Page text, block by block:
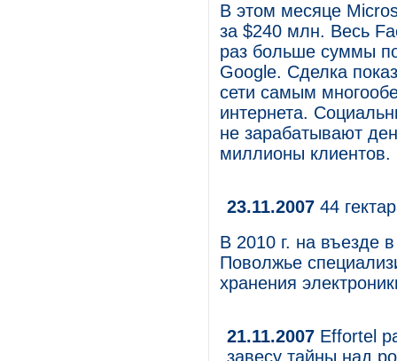
В этом месяце
за $240 млн. Весь
раз больше суммы
Google. Сделка
сети самым
интернета.
не зарабатывают
миллионы клиентов.
23.11.2007 44
В 2010 г. на въезде
Поволжье
хранения
21.11.2007 Effortel
завесу тайны над